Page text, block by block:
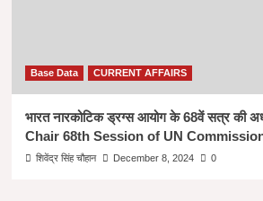
Base Data CURRENT AFFAIRS
भारत नारकोटिक ड्रग्स आयोग के 68वें सत्र की
Chair 68th Session of UN
शिवेंद्र सिंह चौहान December 8, 2024 0